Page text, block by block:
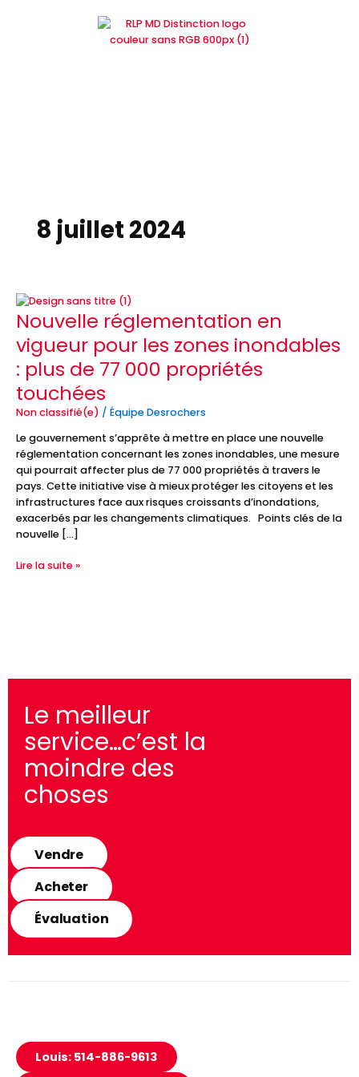
8 juillet 2024
Nouvelle réglementation en
vigueur pour les zones inondables
: plus de 77 000 propriétés
touchées
Non classifié(e) / Équipe Desrochers
Le gouvernement s’apprête à mettre en place une nouvelle
réglementation concernant les zones inondables, une mesure
qui pourrait affecter plus de 77 000 propriétés à travers le
pays. Cette initiative vise à mieux protéger les citoyens et les
infrastructures face aux risques croissants d’inondations,
exacerbés par les changements climatiques. Points clés de la
nouvelle […]
Nouvelle
réglementation
en
vigueur
pour
les
zones
inondables
plus
de
77
000
propriétés
touchées
Lire la suite »
Le meilleur
service…c’est la
moindre des
choses
Vendre
Acheter
Évaluation
Louis: 514-886-9613